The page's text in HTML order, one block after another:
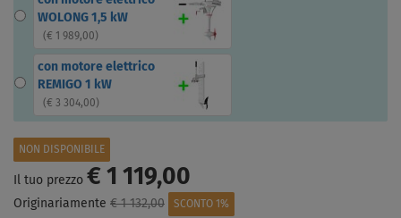
WOLONG 1,5 kW
( € 1 989,00)
con motore elettrico
REMIGO 1 kW
( € 3 304,00)
NON DISPONIBILE
Il tuo prezzo € 1 119,00
Originariamente € 1 132,00
SCONTO 1%